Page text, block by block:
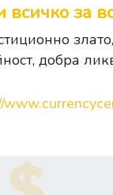
за
добра